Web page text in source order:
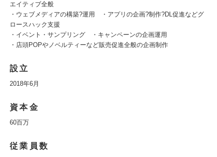
エイティブ全般
・ウェブメディアの構築?運用 ・アプリの企画?制作?DL促進などグ
ロースハック支援
・イベント・サンプリング ・キャンペーンの企画運用
・店頭POPやノベルティーなど販売促進全般の企画制作
設立
2018年6月
資本金
60百万
従業員数